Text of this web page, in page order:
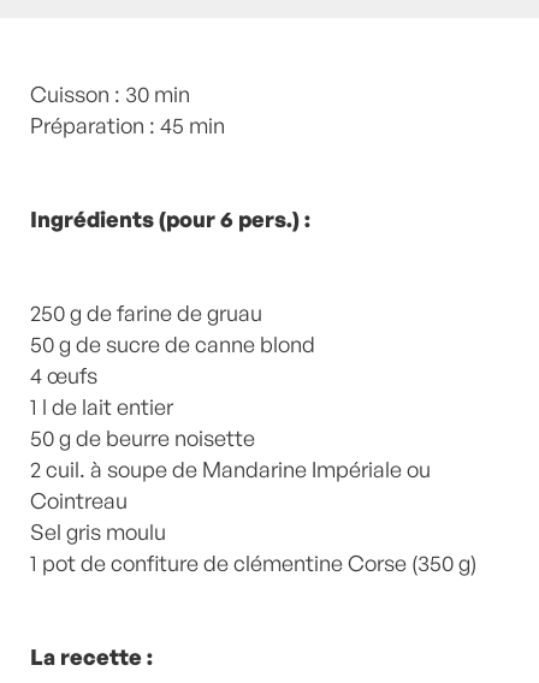
Posté à 10:00hin
- Petits plats en équilibre -
Cuisson : 30 min
Préparation : 45 min
Ingrédients (pour 6 pers.) :
250 g de farine de gruau
50 g de sucre de canne blond
4 œufs
1 l de lait entier
50 g de beurre noisette
2 cuil. à soupe de Mandarine Impériale ou
Cointreau
Sel gris moulu
1 pot de confiture de clémentine Corse (350 g)
La recette :